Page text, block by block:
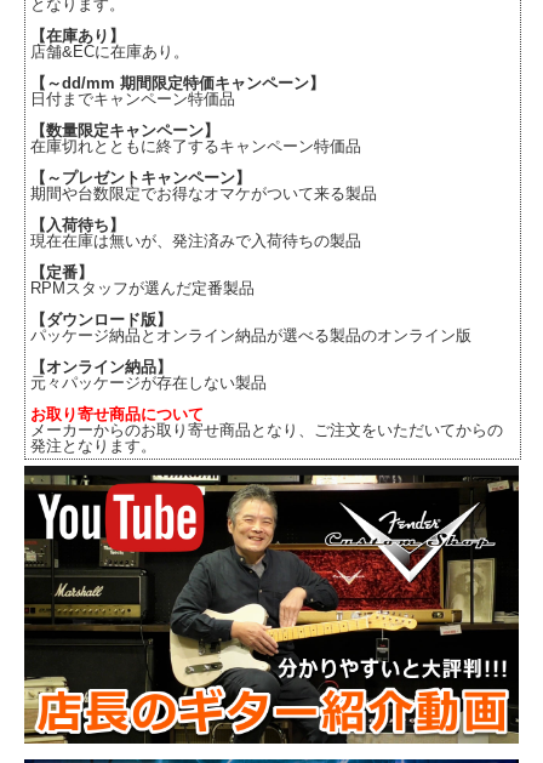
となります。
【在庫あり】
店舗&ECに在庫あり。
【～dd/mm 期間限定特価キャンペーン】
日付までキャンペーン特価品
【数量限定キャンペーン】
在庫切れとともに終了するキャンペーン特価品
【～プレゼントキャンペーン】
期間や台数限定でお得なオマケがついて来る製品
【入荷待ち】
現在在庫は無いが、発注済みで入荷待ちの製品
【定番】
RPMスタッフが選んだ定番製品
【ダウンロード版】
パッケージ納品とオンライン納品が選べる製品のオンライン版
【オンライン納品】
元々パッケージが存在しない製品
お取り寄せ商品について
メーカーからのお取り寄せ商品となり、ご注文をいただいてからの
発注となります。